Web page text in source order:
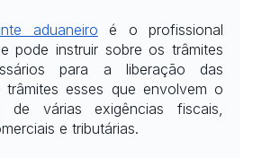
aduaneiro é o profissional
pode instruir sobre os trâmites
para a liberação das
trâmites esses que envolvem o
de várias exigências fiscais,
e tributárias.